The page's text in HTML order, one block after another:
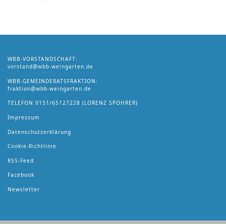
WBB-VORSTANDSCHAFT:
vorstand@wbb-weingarten.de
WBB-GEMEINDERATSFRAKTION:
fraktion@wbb-weingarten.de
TELEFON 0151/65127228 (LORENZ SPOHRER)
Impressum
Datenschutzerklärung
Cookie-Richtlinie
RSS-Feed
Facebook
Newsletter